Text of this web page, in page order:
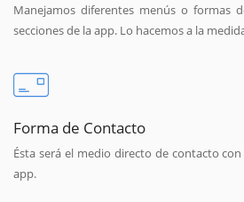
Manejamos diferentes menús o formas
secciones de la app. Lo hacemos a la
Forma de Contacto
Ésta será el medio directo de contacto
app.